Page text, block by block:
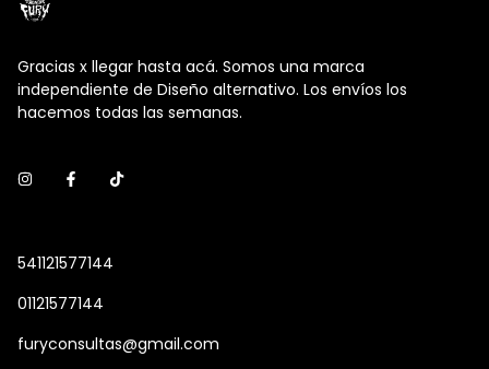
Gracias x llegar hasta acá. Somos una marca
independiente de Diseño alternativo. Los envíos los
hacemos todas las semanas.
541121577144
01121577144
furyconsultas@gmail.com